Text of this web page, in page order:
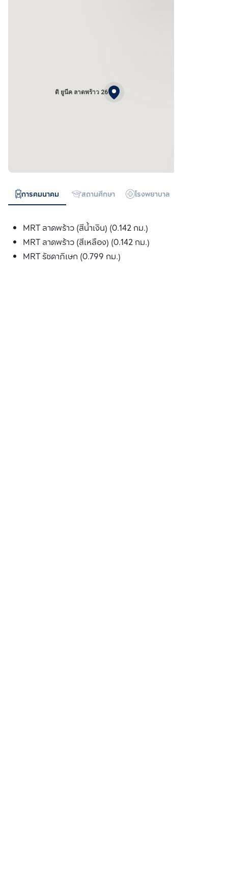
ดิ ยูนีค ลาดพร้าว 26
การคมนาคม สถานศึกษา โรงพยาบาล
MRT ลาดพร้าว (สีน้ำเงิน) (0.142 กม.)
MRT ลาดพร้าว (สีเหลือง) (0.142 กม.)
MRT รัชดาภิเษก (0.799 กม.)